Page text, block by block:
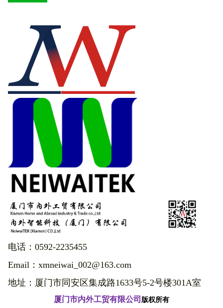
电话：0592-2235455
Email：xmneiwai_002@163.com
地址：厦门市同安区集成路1633号5-2号楼301A室
厦门市内外工贸有限公司 版权所有